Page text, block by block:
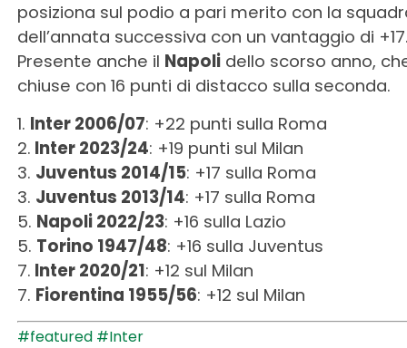
posiziona sul podio a pari merito con la
dell’annata successiva con un vantaggio di
Presente anche il Napolidello scorso anno,
chiuse con 16 punti di distacco sulla seconda.
1. Inter 2006/07: +22 punti sulla Roma
2. Inter 2023/24: +19 punti sul Milan
3. Juventus 2014/15: +17 sulla Roma
3. Juventus 2013/14: +17 sulla Roma
5. Napoli 2022/23: +16 sulla Lazio
5. Torino 1947/48: +16 sulla Juventus
7. Inter 2020/21: +12 sul Milan
7. Fiorentina 1955/56: +12 sul Milan
#featured #Inter